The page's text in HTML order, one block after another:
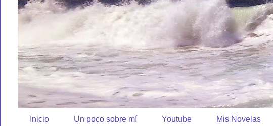
Inicio Un poco sobre mí Youtube Mis Novelas